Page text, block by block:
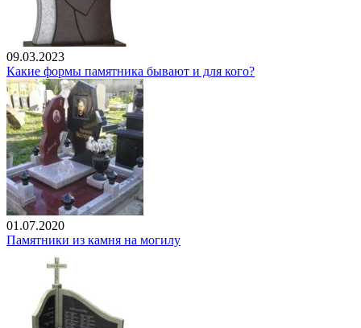
09.03.2023
Какие формы памятника бывают и для кого?
01.07.2020
Памятники из камня на могилу